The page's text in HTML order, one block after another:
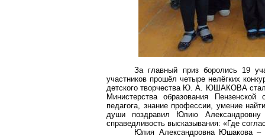
За главный приз боролись 19
участников прошёл четыре нелёгких
детского творчества Ю. А. ЮШАКОВА
Министерства образования
педагога, знание профессии, умение
души поздравил Юлию
справедливость высказывания: «Где
Юлия Александровна Юшакова –